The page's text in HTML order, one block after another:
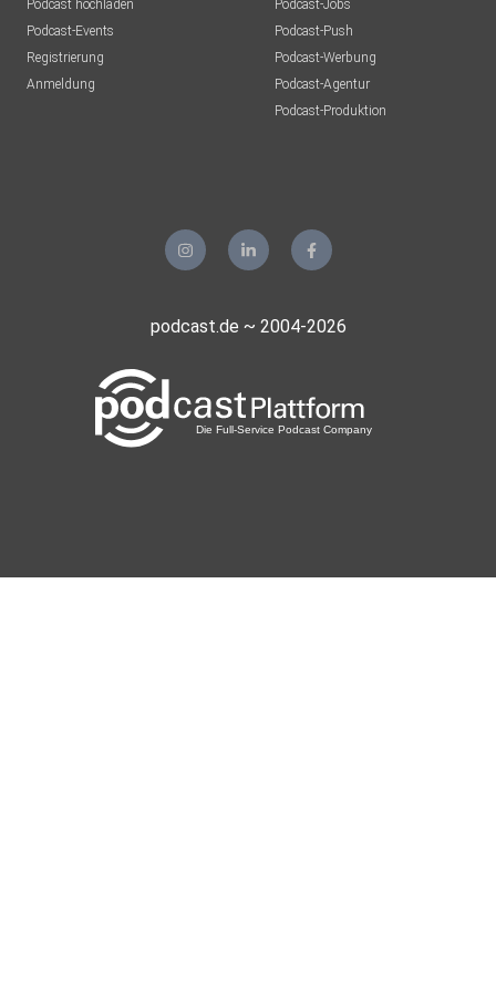
Webseite zum Buch & E-Book:
⁠⁠⁠⁠https://www.transzendenter-traum.de/⁠
Podcast hochladen
Podcast-Events
Registrierung
Anmeldung
Podcast-Jobs
Podcast-Push
Podcast-Werbung
Podcast-Agentur
Podcast-Produktion
podcast.de ~ 2004-2026